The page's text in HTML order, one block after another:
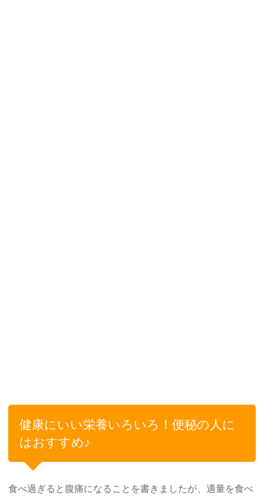
健康にいい栄養いろいろ！便秘の人に
はおすすめ♪
食べ過ぎると腹痛になることを書きましたが、適量を食べ